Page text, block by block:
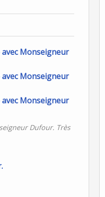
Dufour. Très